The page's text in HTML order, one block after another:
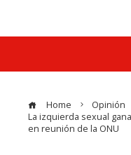
Home
Opinión
La izquierda sexual
en reunión de la ONU